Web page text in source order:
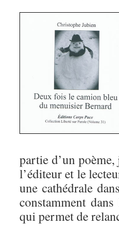
partie d’un
l’éditeur et le
une cathédrale
constamment
qui permet de